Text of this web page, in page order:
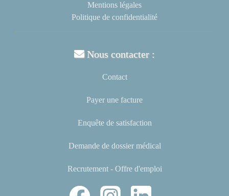
Mentions légales
Politique de confidentialité
Nous contacter :
Contact
Payer une facture
Enquête de satisfaction
Demande de dossier médical
Recrutement - Offre d'emploi